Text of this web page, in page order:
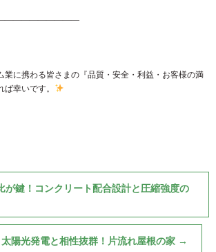
業に携わる皆さまの『品質・安全・利益・お客様の満
幸いです。
が鍵！コンクリート配合設計と圧縮強度の
太陽光発電と相性抜群！片流れ屋根の家 →